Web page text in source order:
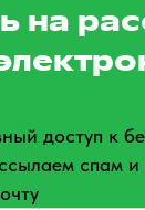
на
доступ к
спам и